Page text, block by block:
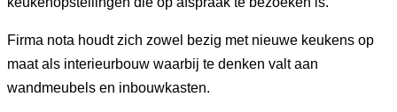
Firma nota houdt zich zowel bezig met nieuwe keukens op
maat als interieurbouw waarbij te denken valt aan
wandmeubels en inbouwkasten.